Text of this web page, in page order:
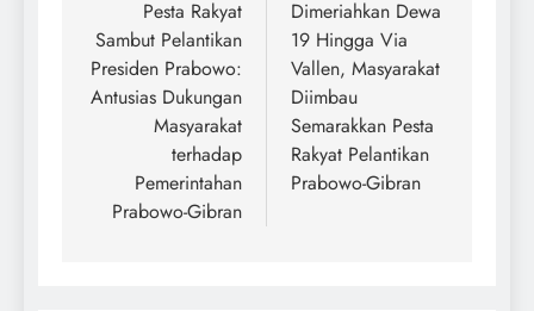
navigation
Pesta Rakyat
Sambut Pelantikan
Presiden Prabowo:
Antusias Dukungan
Masyarakat
terhadap
Pemerintahan
Prabowo-Gibran
Dimeriahkan Dewa
19 Hingga Via
Vallen, Masyarakat
Diimbau
Semarakkan Pesta
Rakyat Pelantikan
Prabowo-Gibran